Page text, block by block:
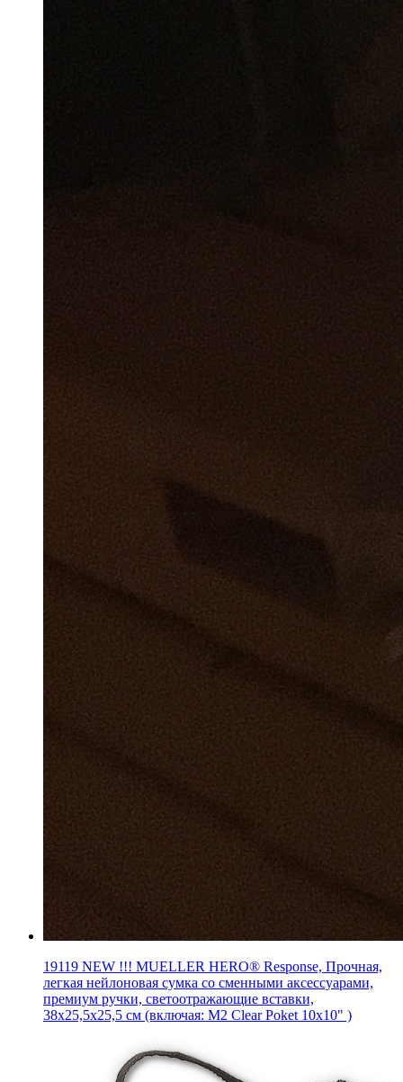
19119 NEW !!! MUELLER HERO® Response, Прочная,
легкая нейлоновая сумка со сменными аксессуарами,
премиум ручки, светоотражающие вставки,
38х25,5х25,5 см (включая: M2 Clear Poket 10x10" )